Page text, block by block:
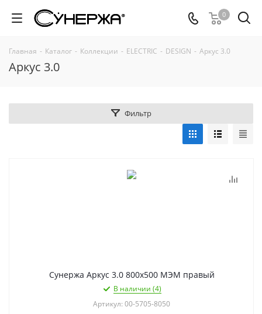
0
Главная - Каталог - Коллекции - ELECTRIC - DESIGN - Аркус 3.0
Аркус 3.0
Фильтр
Сунержа Аркус 3.0 800х500 МЭМ правый
В наличии (4)
Артикул: 00-5705-8050